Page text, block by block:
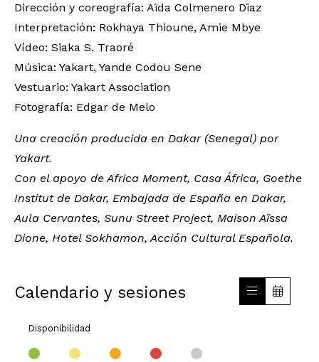
Dirección y coreografía: Aïda Colmenero Dïaz
Interpretación: Rokhaya Thioune, Amie Mbye
Vídeo: Siaka S. Traoré
Música: Yakart, Yande Codou Sene
Vestuario: Yakart Association
Fotografía: Edgar de Melo
Una creación producida en Dakar (Senegal) por
Yakart.
Con el apoyo de Africa Moment, Casa África, Goethe
Institut de Dakar, Embajada de España en Dakar,
Aula Cervantes, Sunu Street Project, Maison Aïssa
Dione, Hotel Sokhamon, Acción Cultural Española.
Calendario y sesiones
Disponibilidad